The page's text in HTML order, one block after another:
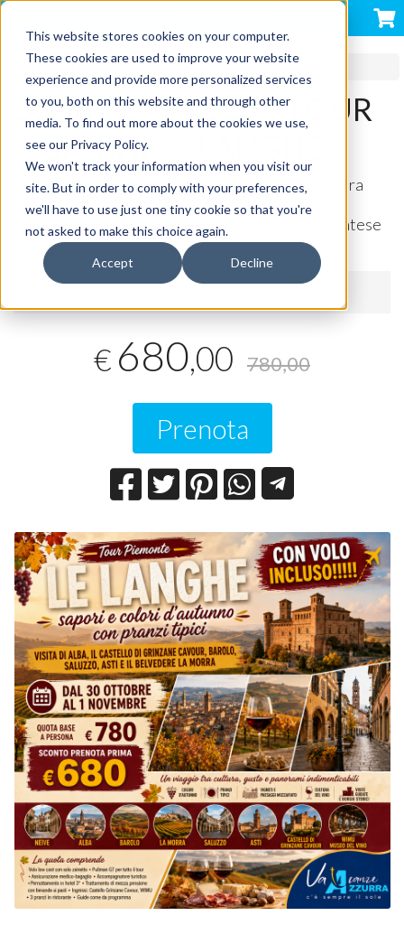
This website stores cookies on your computer.
These cookies are used to improve your website
experience and provide more personalized services
to you, both on this website and through other
media. To find out more about the cookies we use,
see our Privacy Policy.
We won't track your information when you visit our
site. But in order to comply with your preferences,
we'll have to use just one tiny cookie so that you're
not asked to make this choice again.
Accept Decline
TOUR ITALIA EUROPA CON VOLO
30 OTTOBRE 2026 TOUR
3 GIORNI LE LANGHE
Un viaggio affascinante nel cuore delle Langhe, tra
vigneti dorati, borghi eleganti, castelli, sapori
autentici e l’atmosfera unica dell’autunno piemontese
Codice prodotto:
SC919024
€ 680,00 780,00
Prenota